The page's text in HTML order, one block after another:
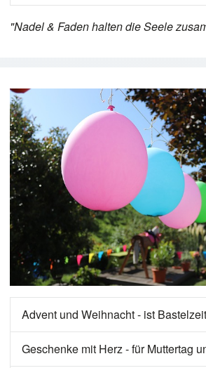
"Nadel & Faden halten die Seele
Advent und Weihnacht - ist Bastelzeit
Geschenke mit Herz - für Muttertag